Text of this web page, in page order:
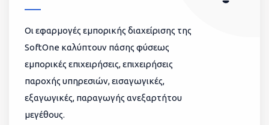
Οι εφαρμογές εμπορικής διαχείρισης της
SoftOne καλύπτουν πάσης φύσεως
εμπορικές επιχειρήσεις, επιχειρήσεις
παροχής υπηρεσιών, εισαγωγικές,
εξαγωγικές, παραγωγής ανεξαρτήτου
μεγέθους.